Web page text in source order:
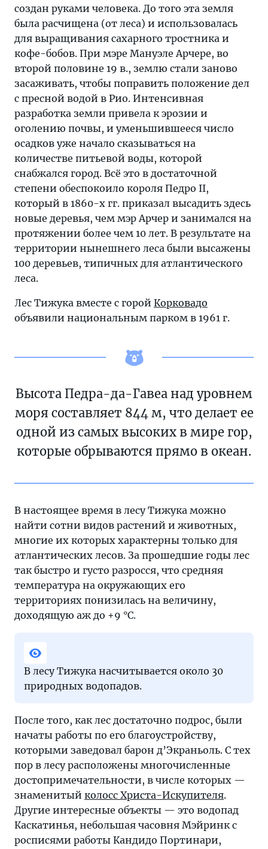
создан руками человека. До того эта земля
была расчищена (от леса) и использовалась
для выращивания сахарного тростника и
кофе-бобов. При мэре Мануэле Арчере, во
второй половине 19 в., землю стали заново
засаживать, чтобы поправить положение дел
с пресной водой в Рио. Интенсивная
разработка земли привела к эрозии и
оголению почвы, и уменьшившееся число
осадков уже начало сказываться на
количестве питьевой воды, которой
снабжался город. Всё это в достаточной
степени обеспокоило короля Педро II,
который в 1860-х гг. приказал высадить здесь
новые деревья, чем мэр Арчер и занимался на
протяжении более чем 10 лет. В результате на
территории нынешнего леса были высажены
100 деревьев, типичных для атлантического
леса.
Лес Тижука вместе с горой Корковадо
объявили национальным парком в 1961 г.
Высота Педра-да-Гавеа над уровнем
моря составляет 844 м, что делает ее
одной из самых высоких в мире гор,
которые обрываются прямо в океан.
В настоящее время в лесу Тижука можно
найти сотни видов растений и животных,
многие их которых характерны только для
атлантических лесов. За прошедшие годы лес
так быстро и густо разросся, что средняя
температура на окружающих его
территориях понизилась на величину,
доходящую аж до +9 °C.
В лесу Тижука насчитывается около 30
природных водопадов.
После того, как лес достаточно подрос, были
начаты работы по его благоустройству,
которыми заведовал барон д’Экраньоль. С тех
пор в лесу расположены многочисленные
достопримечательности, в числе которых —
знаменитый колосс Христа-Искупителя.
Другие интересные объекты — это водопад
Каскатинья, небольшая часовня Мэйринк с
росписями работы Кандидо Портинари,